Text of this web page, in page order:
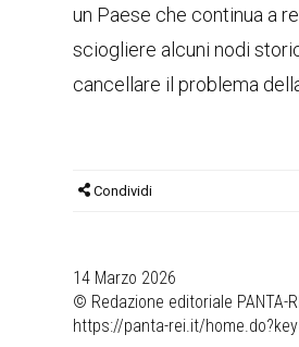
un Paese che continua a
sciogliere alcuni nodi
cancellare il problema
Condividi
14 Marzo 2026
© Redazione editoriale PANTA-
https://panta-rei.it/